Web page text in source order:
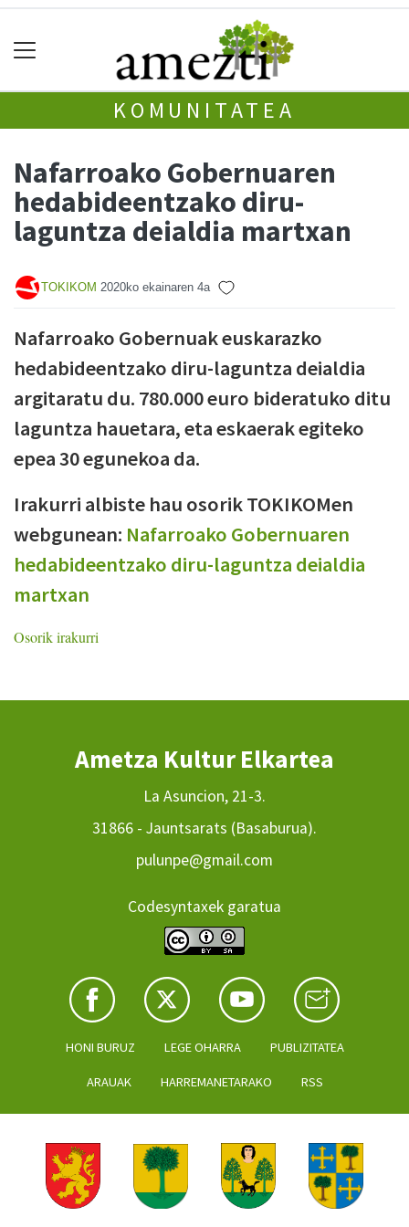
KOMUNITATEA
Nafarroako Gobernuaren
hedabideentzako diru-
laguntza deialdia martxan
TOKIKOM 2020ko ekainaren 4a
Nafarroako Gobernuak euskarazko
hedabideentzako diru-laguntza deialdia
argitaratu du. 780.000 euro bideratuko ditu
laguntza hauetara, eta eskaerak egiteko
epea 30 egunekoa da.
Irakurri albiste hau osorik TOKIKOMen
webgunean: Nafarroako Gobernuaren
hedabideentzako diru-laguntza deialdia
martxan
Osorik irakurri
Ametza Kultur Elkartea
La Asuncion, 21-3.
31866 - Jauntsarats (Basaburua).
pulunpe@gmail.com
Codesyntaxek garatua
HONI BURUZ LEGE OHARRA PUBLIZITATEA
ARAUAK HARREMANETARAKO RSS